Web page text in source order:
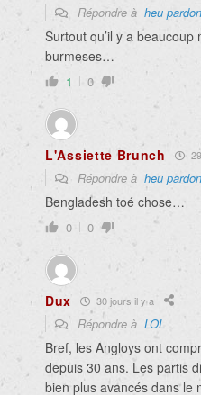
Répondre à heu pardon
Surtout qu’il y a
burmeses…
1 0
L'Assiette Brunch
Répondre à heu pardon
Bengladesh toé chose…
0 0
Dux 30 jours il y a
Répondre à LOL
Bref, les Angloys ont
depuis 30 ans. Les partis
bien plus avancés dans le